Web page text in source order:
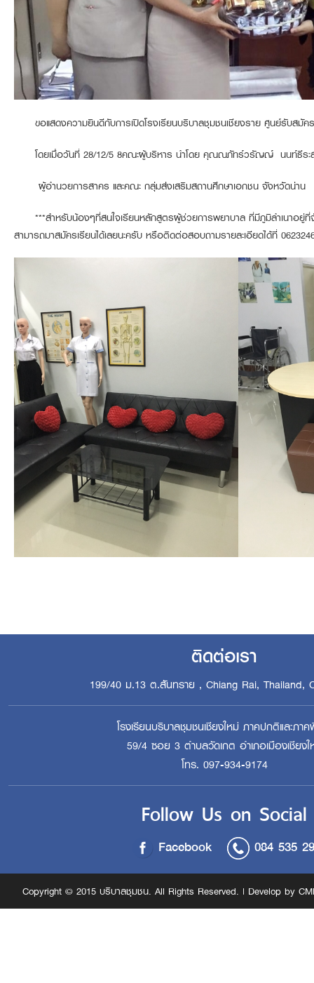
ขอแสดงความยินดีกับการเปิดโรงเรียนบริบาลชุมชนเชียงราย ศูนย์รับสมัค
โดยเมื่อวันที่ 28/12/5 8คณะผู้บริหาร นำโดย คุณณภัทร์วรัญญ์ นนท์ธีระ
ผู้อำนวยการสาคร และคณะ กลุ่มส่งเสริมสถานศึกษาเอกชน จังหวัดน่าน
***สำหรับน้องๆที่สนใจเรียนหลักสูตรผู้ช่วยการพยาบาล ที่มีภูมิลำเนาอ
สามารถมาสมัครเรียนได้เลยนะครับ หรือติดต่อสอบถามรายละเอียดได้ที่
ติดต่อเรา
199/40 ม.13 ต.สันทราย , Chiang Rai, Thailand,
โรงเรียนบริบาลชุมชนเชียงใหม่ ภาคปกติและภาค
59/4 ซอย 3 ตำบลวัดเกต อำเภอเมืองเชียง
โทร. 097-934-9174
Follow Us on Social
Facebook 084 535
Copyright © 2015 บริบาลชุมชน. All Rights Reserved. | Develop by